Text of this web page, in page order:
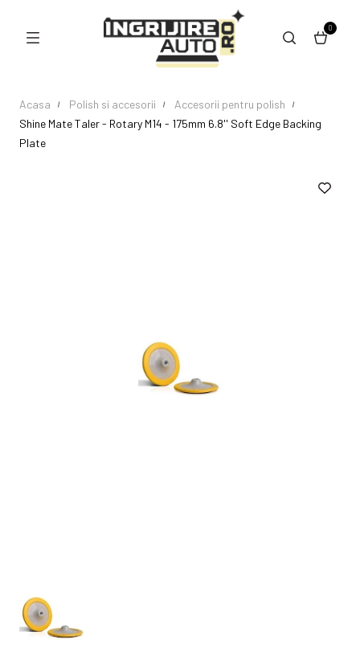
0
Acasa Polish si accesorii
Accesorii pentru polish
Shine Mate Taler - Rotary M14 - 175mm 6.8'' Soft Edge Backing
Plate